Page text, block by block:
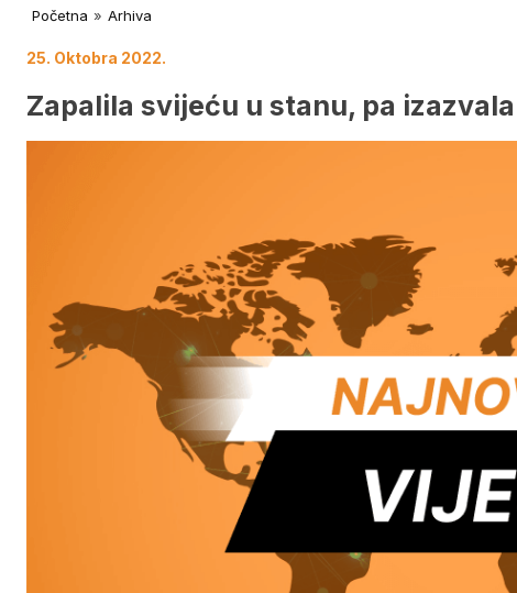
Početna » Arhiva
25. Oktobra 2022.
Zapalila svijeću u stanu, pa